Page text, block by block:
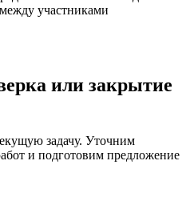
участниками
или закрытие
задачу. Уточним
и подготовим предложение